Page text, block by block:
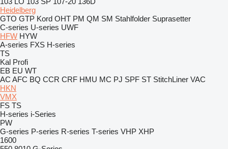
Heidelberg
GTO GTP Kord OHT PM QM SM Stahlfolder Suprasetter
C-series U-series UWF
HFW HYW
A-series FXS H-series
TS
Kal Profi
EB EU WT
AC AFC BQ CCR CRF HMU MC PJ SPF ST StitchLiner VAC
HKN
VMX
FS TS
H-series i-Series
PW
G-series P-series R-series T-series VHP XHP
1600